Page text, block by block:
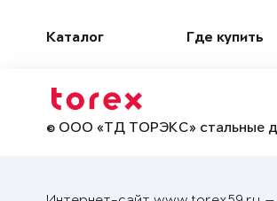
Каталог Где купить
© ООО «ТД ТОРЭКС» стальные